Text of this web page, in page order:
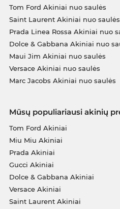
Tom Ford Akiniai nuo saulės
Saint Laurent Akiniai nuo saulės
Prada Linea Rossa Akiniai nuo
Dolce & Gabbana Akiniai nuo
Maui Jim Akiniai nuo saulės
Versace Akiniai nuo saulės
Marc Jacobs Akiniai nuo saulės
Mūsų populiariausi akinių
Tom Ford Akiniai
Miu Miu Akiniai
Prada Akiniai
Gucci Akiniai
Dolce & Gabbana Akiniai
Versace Akiniai
Saint Laurent Akiniai